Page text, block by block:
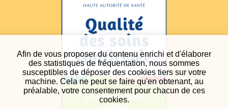
Afin de vous proposer du contenu enrichi et d'élaborer
des statistiques de fréquentation, nous sommes
susceptibles de déposer des cookies tiers sur votre
machine. Cela ne peut se faire qu'en obtenant, au
préalable, votre consentement pour chacun de ces
cookies.